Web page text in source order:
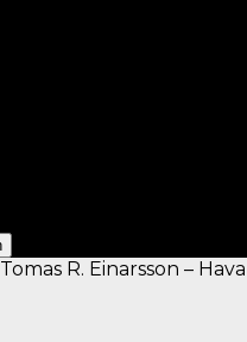
Tomas R. Einarsson –